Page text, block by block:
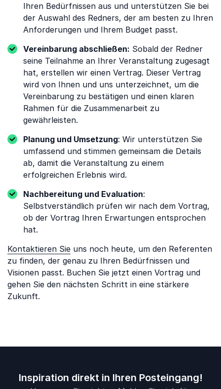
Ihren Bedürfnissen aus und unterstützen Sie bei
der Auswahl des Redners, der am besten zu Ihren
Anforderungen und Ihrem Budget passt.
Vereinbarung abschließen: Sobald der Redner
seine Teilnahme an Ihrer Veranstaltung zugesagt
hat, erstellen wir einen Vertrag. Dieser Vertrag
wird von Ihnen und uns unterzeichnet, um die
Vereinbarung zu bestätigen und einen klaren
Rahmen für die Zusammenarbeit zu
gewährleisten.
Planung und Umsetzung: Wir unterstützen Sie
umfassend und stimmen gemeinsam die Details
ab, damit die Veranstaltung zu einem
erfolgreichen Erlebnis wird.
Nachbereitung und Evaluation:
Selbstverständlich prüfen wir nach dem Vortrag,
ob der Vortrag Ihren Erwartungen entsprochen
hat.
Kontaktieren Sie uns noch heute, um den Referenten
zu finden, der genau zu Ihren Bedürfnissen und
Visionen passt. Buchen Sie jetzt einen Vortrag und
gehen Sie den nächsten Schritt in eine stärkere
Zukunft.
Inspiration direkt in Ihren Posteingang!